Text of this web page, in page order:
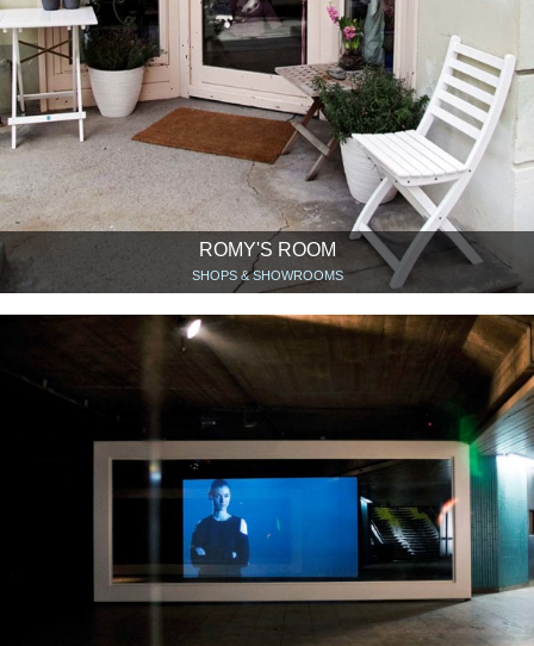
ROMY'S ROOM
SHOPS & SHOWROOMS